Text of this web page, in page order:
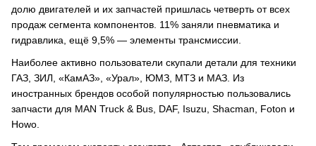
долю двигателей и их запчастей пришлась четверть от всех
продаж сегмента компонентов. 11% заняли пневматика и
гидравлика, ещё 9,5% — элементы трансмиссии.
Наиболее активно пользователи скупали детали для техники
ГАЗ, ЗИЛ, «КамАЗ», «Урал», ЮМЗ, МТЗ и МАЗ. Из
иностранных брендов особой популярностью пользовались
запчасти для MAN Truck & Bus, DAF, Isuzu, Shacman, Foton и
Howo.